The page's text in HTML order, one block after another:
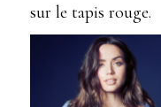
sur le tapis rouge.